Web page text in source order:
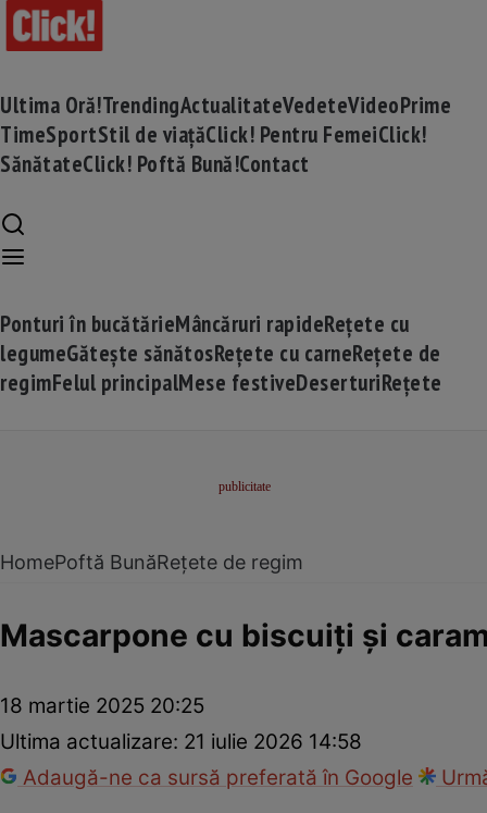
Ultima Oră!TrendingActualitateVedeteVideoPrime
TimeSportStil de viațăClick! Pentru FemeiClick!
SănătateClick! Poftă Bună!Contact
Ponturi în bucătărieMâncăruri rapideRețete cu
legumeGătește sănătosRețete cu carneRețete de
regimFelul principalMese festiveDeserturiRețete
HomePoftă BunăRețete de regim
Mascarpone cu biscuiți și
18 martie 2025 20:25
Ultima actualizare: 21 iulie 2026 14:58
Adaugă-ne ca sursă preferată în Google